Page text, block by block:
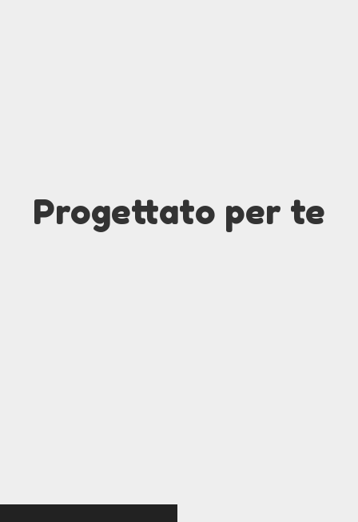
Progettato per te